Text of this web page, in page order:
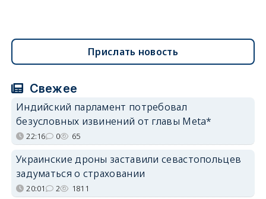
Прислать новость
Свежее
Индийский парламент потребовал
безусловных извинений от главы Meta*
22:16 0 65
Украинские дроны заставили севастопольцев
задуматься о страховании
20:01 2 1811